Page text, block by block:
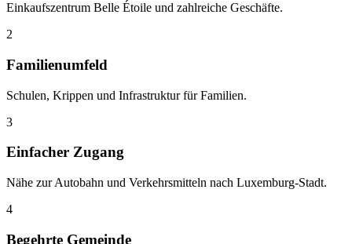
Einkaufszentrum Belle Étoile und zahlreiche Geschäfte.
2
Familienumfeld
Schulen, Krippen und Infrastruktur für Familien.
3
Einfacher Zugang
Nähe zur Autobahn und Verkehrsmitteln nach Luxemburg-Stadt.
4
Begehrte Gemeinde